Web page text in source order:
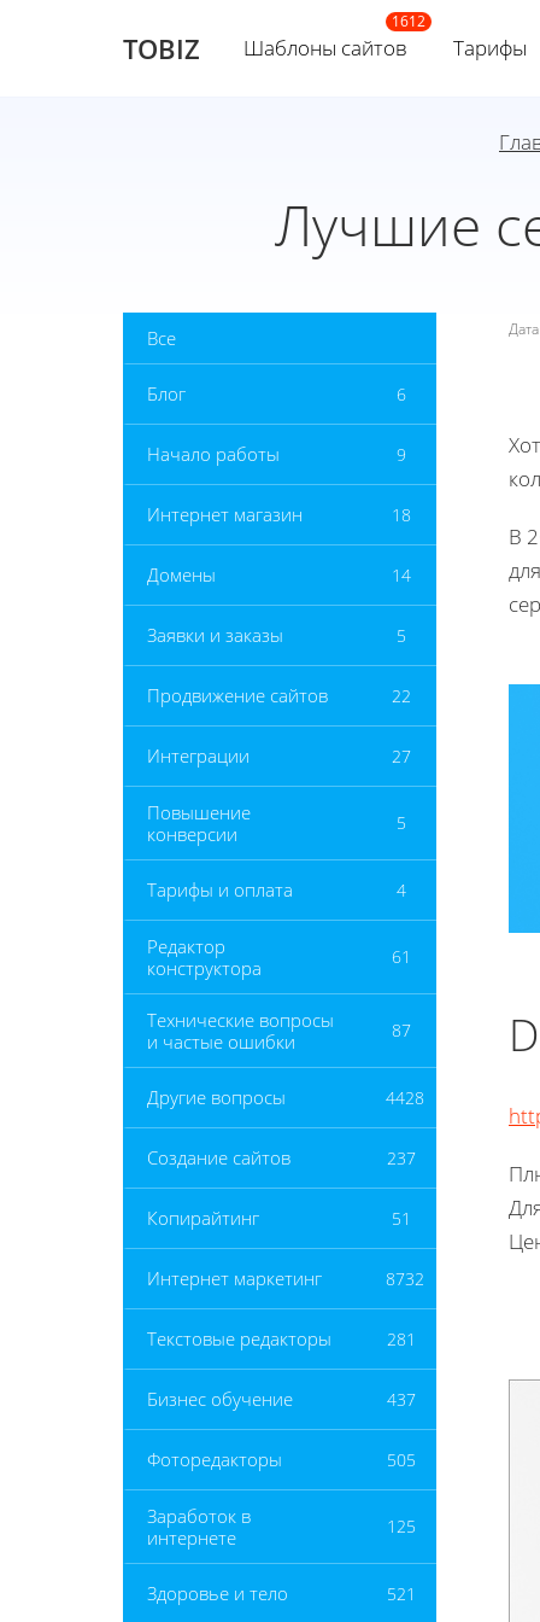
TOBIZ Шаблоны сайтов Тарифы
Лучшие
Все
Блог 6
Начало работы 9
Интернет магазин 18
Домены 14
Заявки и заказы 5
Продвижение сайтов 22
Интеграции 27
Повышение
конверсии
5
Тарифы и оплата 4
Редактор
конструктора
61
Технические вопросы
и частые ошибки
87
Другие вопросы 4428
Создание сайтов 237
Копирайтинг 51
Интернет маркетинг 8732
Текстовые редакторы 281
Бизнес обучение 437
Фоторедакторы 505
Заработок в
интернете
125
Здоровье и тело 521
В